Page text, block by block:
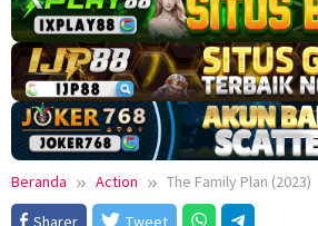
Beranda Action
The Family Plan (2023)
Sharer
Tweet